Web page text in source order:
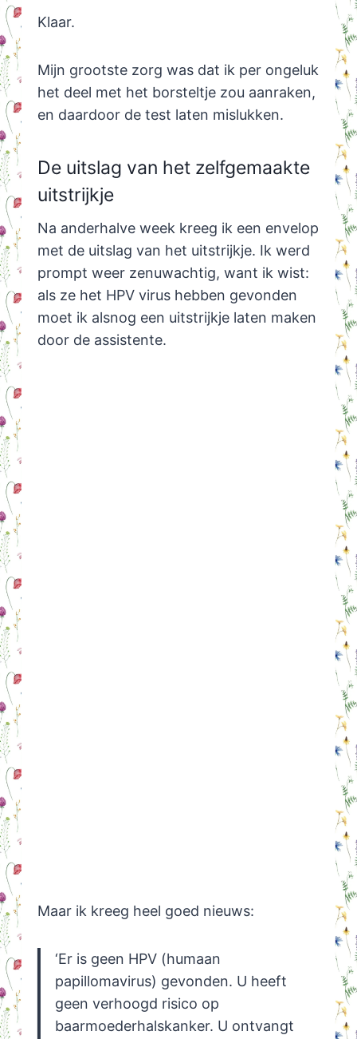
Klaar.
Mijn grootste zorg was dat ik per ongeluk
het deel met het borsteltje zou aanraken,
en daardoor de test laten mislukken.
De uitslag van het zelfgemaakte
uitstrijkje
Na anderhalve week kreeg ik een envelop
met de uitslag van het uitstrijkje. Ik werd
prompt weer zenuwachtig, want ik wist:
als ze het HPV virus hebben gevonden
moet ik alsnog een uitstrijkje laten maken
door de assistente.
Maar ik kreeg heel goed nieuws:
‘Er is geen HPV (humaan
papillomavirus) gevonden. U heeft
geen verhoogd risico op
baarmoederhalskanker. U ontvangt